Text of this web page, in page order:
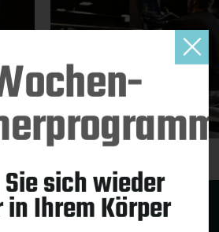
sich wieder
Ihrem Körper